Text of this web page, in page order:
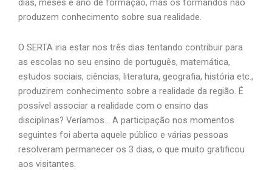
dias, meses e ano de formação, mas os formandos não
produzem conhecimento sobre sua realidade.
O SERTA iria estar nos três dias tentando contribuir para
as escolas no seu ensino de português, matemática,
estudos sociais, ciências, literatura, geografia, história etc.,
produzirem conhecimento sobre a realidade da região. É
possível associar a realidade com o ensino das
disciplinas? Veríamos… A participação nos momentos
seguintes foi aberta aquele público e várias pessoas
resolveram permanecer os 3 dias, o que muito gratificou
aos visitantes.